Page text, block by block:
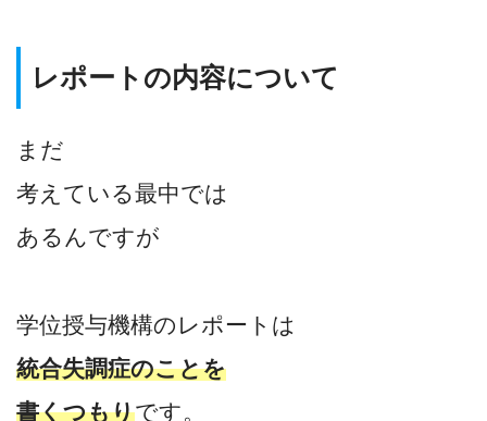
レポートの内容について
まだ
考えている最中では
あるんですが
学位授与機構のレポートは
統合失調症のことを
書くつもりです。